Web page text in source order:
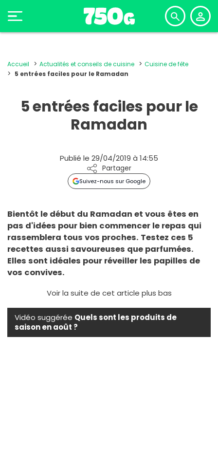
Accueil Actualités et conseils de cuisine
Cuisine de fête
5 entrées faciles pour le Ramadan
5 entrées faciles pour le
Ramadan
Publié le 29/04/2019 à 14:55
Partager
Suivez-nous sur Google
Bientôt le début du Ramadan et vous êtes en
pas d'idées pour bien commencer le repas qui
rassemblera tous vos proches. Testez ces 5
recettes aussi savoureuses que parfumées.
Elles sont idéales pour réveiller les papilles de
vos convives.
Voir la suite de cet article plus bas
Vidéo suggérée Quels sont les produits de
saison en août ?